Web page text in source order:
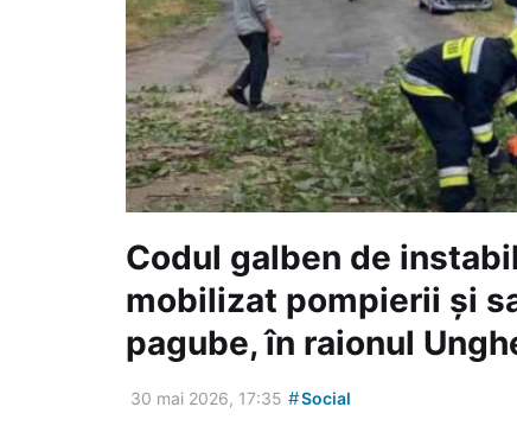
Codul galben de
mobilizat pompierii și
pagube, în raionul
30 mai 2026, 17:35 #Social